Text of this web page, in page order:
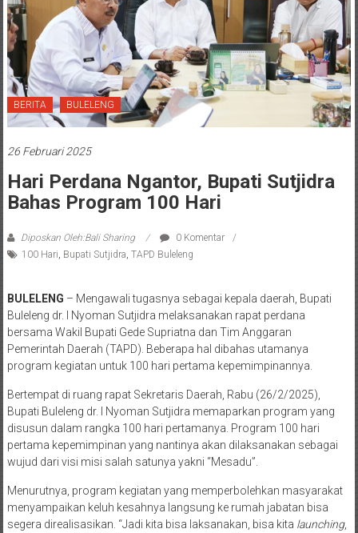
BERITA BULELENG
26 Februari 2025
Hari Perdana Ngantor, Bupati Sutjidra
Bahas Program 100 Hari
Diposkan Oleh:Bali Sharing
0 Komentar
100 Hari Bupati Sutjidra TAPD Buleleng
BULELENG – Mengawali tugasnya sebagai kepala daerah, Bupati
Buleleng dr. I Nyoman Sutjidra melaksanakan rapat perdana
bersama Wakil Bupati Gede Supriatna dan Tim Anggaran
Pemerintah Daerah (TAPD). Beberapa hal dibahas utamanya
program kegiatan untuk 100 hari pertama kepemimpinannya.
Bertempat di ruang rapat Sekretaris Daerah, Rabu (26/2/2025),
Bupati Buleleng dr. I Nyoman Sutjidra memaparkan program yang
disusun dalam rangka 100 hari pertamanya. Program 100 hari
pertama kepemimpinan yang nantinya akan dilaksanakan sebagai
wujud dari visi misi salah satunya yakni “Mesadu”.
Menurutnya, program kegiatan yang memperbolehkan masyarakat
menyampaikan keluh kesahnya langsung ke rumah jabatan bisa
segera direalisasikan. “Jadi kita bisa laksanakan, bisa kita launching,